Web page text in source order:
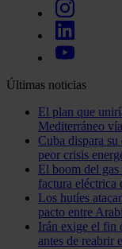
Últimas noticias
El plan que
Mediterráneo
Cuba dispara
peor crisis
El boom del gas
factura eléctrica
Los hutíes
pacto entre
Irán exige el fin
antes de reabrir